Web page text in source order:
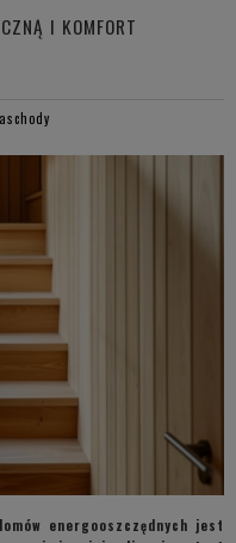
I KOMFORT
energooszczędnych jest